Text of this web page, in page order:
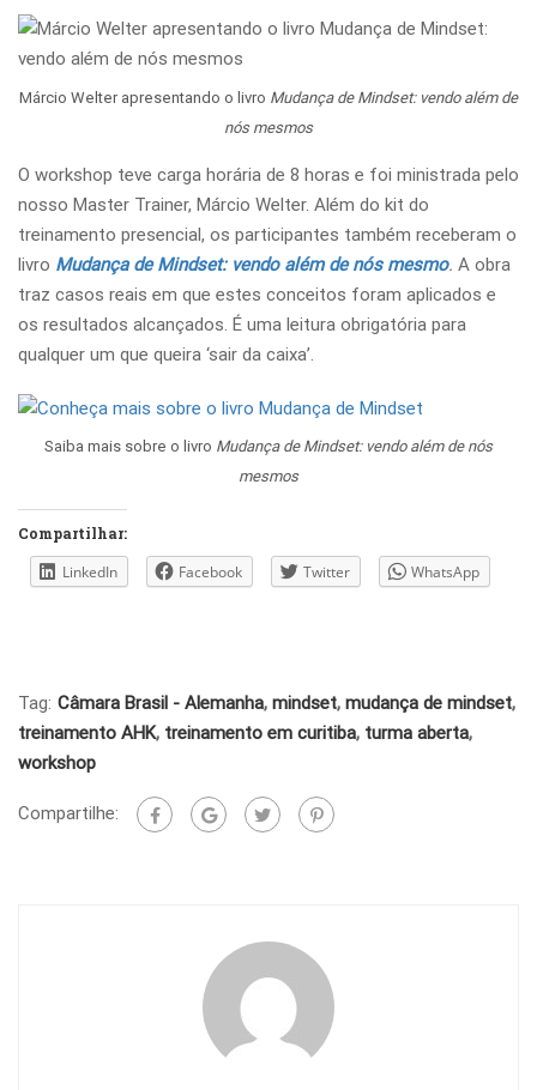
Márcio Welter apresentando o livro Mudança de Mindset: vendo além de
nós mesmos
O workshop teve carga horária de 8 horas e foi ministrada pelo
nosso Master Trainer, Márcio Welter. Além do kit do
treinamento presencial, os participantes também receberam o
livro Mudança de Mindset: vendo além de nós mesmo. A obra
traz casos reais em que estes conceitos foram aplicados e
os resultados alcançados. É uma leitura obrigatória para
qualquer um que queira ‘sair da caixa’.
Saiba mais sobre o livro Mudança de Mindset: vendo além de nós
mesmos
Compartilhar:
LinkedIn Facebook Twitter WhatsApp
Tag: Câmara Brasil - Alemanha, mindset, mudança de mindset,
treinamento AHK, treinamento em curitiba, turma aberta,
workshop
Compartilhe: